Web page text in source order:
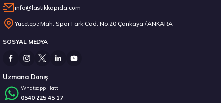
3.514,16 ₺
info@lastikkapida.com
Yücetepe Mah. Spor Park Cad. No:20 Çankaya / ANKARA
SOSYAL MEDYA
Uzmana Danış
Whatsapp Hattı
0540 225 45 17